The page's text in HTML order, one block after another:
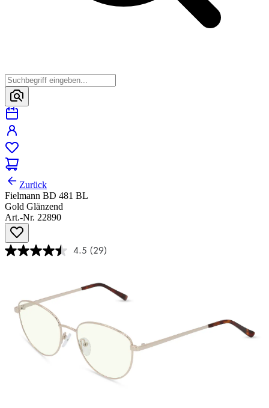
Zurück
Fielmann BD 481 BL
Gold Glänzend
Art.-Nr. 22890
4.5 (29)